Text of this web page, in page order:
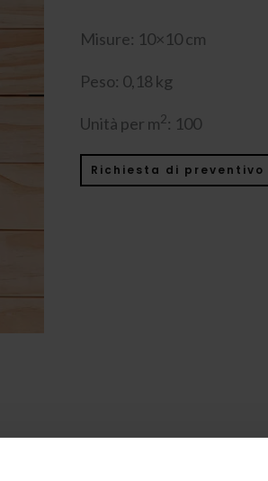
Misure: 10×10 cm
Peso: 0,18 kg
Unità per m2: 100
Richiesta di preventivo